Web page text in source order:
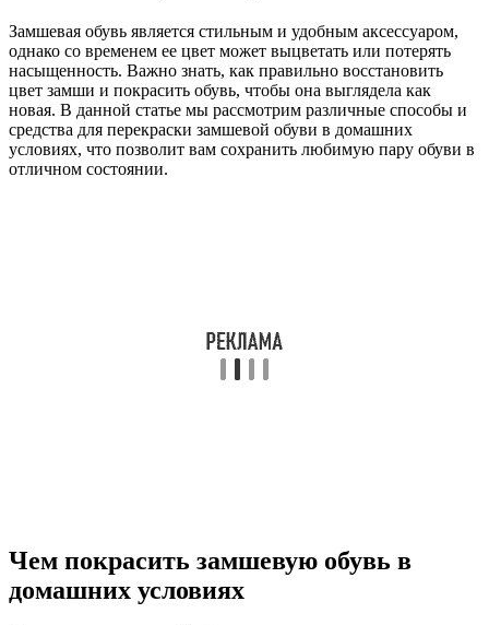
Замшевая обувь является стильным и удобным аксессуаром,
однако со временем ее цвет может выцветать или потерять
насыщенность. Важно знать, как правильно восстановить
цвет замши и покрасить обувь, чтобы она выглядела как
новая. В данной статье мы рассмотрим различные способы и
средства для перекраски замшевой обуви в домашних
условиях, что позволит вам сохранить любимую пару обуви в
отличном состоянии.
Чем покрасить замшевую обувь в
домашних условиях